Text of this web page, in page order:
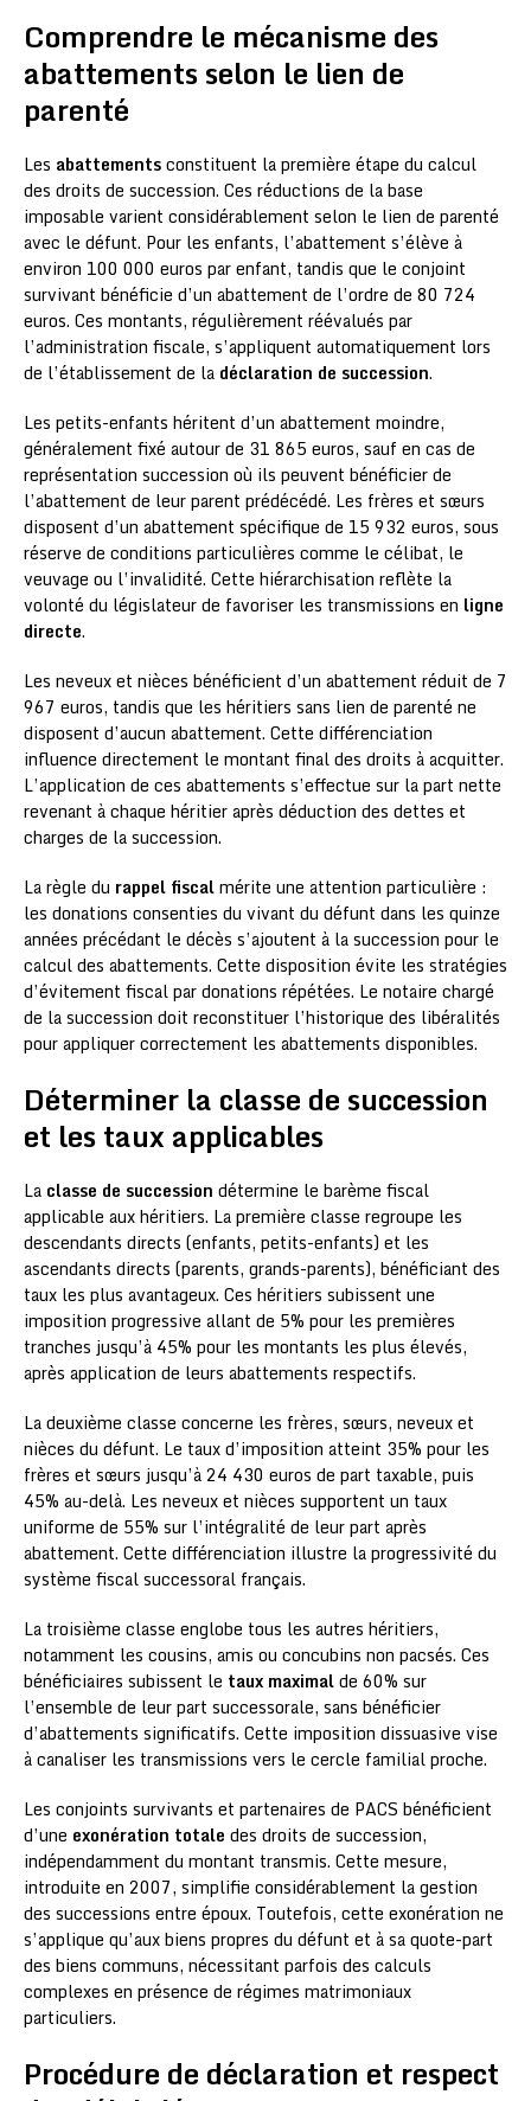
Comprendre le mécanisme des
abattements selon le lien de
parenté
Les abattementsconstituent la première étape du calcul
des droits de succession. Ces réductions de la base
imposable varient considérablement selon le lien de parenté
avec le défunt. Pour les enfants, l’abattement s’élève à
environ 100 000 euros par enfant, tandis que le conjoint
survivant bénéficie d’un abattement de l’ordre de 80 724
euros. Ces montants, régulièrement réévalués par
l’administration fiscale, s’appliquent automatiquement lors
de l’établissement de la déclaration de succession.
Les petits-enfants héritent d’un abattement moindre,
généralement fixé autour de 31 865 euros, sauf en cas de
représentation succession où ils peuvent bénéficier de
l’abattement de leur parent prédécédé. Les frères et sœurs
disposent d’un abattement spécifique de 15 932 euros, sous
réserve de conditions particulières comme le célibat, le
veuvage ou l’invalidité. Cette hiérarchisation reflète la
volonté du législateur de favoriser les transmissions en ligne
directe.
Les neveux et nièces bénéficient d’un abattement réduit de 7
967 euros, tandis que les héritiers sans lien de parenté ne
disposent d’aucun abattement. Cette différenciation
influence directement le montant final des droits à acquitter.
L’application de ces abattements s’effectue sur la part nette
revenant à chaque héritier après déduction des dettes et
charges de la succession.
La règle du rappel fiscalmérite une attention particulière :
les donations consenties du vivant du défunt dans les quinze
années précédant le décès s’ajoutent à la succession pour le
calcul des abattements. Cette disposition évite les stratégies
d’évitement fiscal par donations répétées. Le notaire chargé
de la succession doit reconstituer l’historique des libéralités
pour appliquer correctement les abattements disponibles.
Déterminer la classe de succession
et les taux applicables
La classe de succession détermine le barème fiscal
applicable aux héritiers. La première classe regroupe les
descendants directs (enfants, petits-enfants) et les
ascendants directs (parents, grands-parents), bénéficiant des
taux les plus avantageux. Ces héritiers subissent une
imposition progressive allant de 5% pour les premières
tranches jusqu’à 45% pour les montants les plus élevés,
après application de leurs abattements respectifs.
La deuxième classe concerne les frères, sœurs, neveux et
nièces du défunt. Le taux d’imposition atteint 35% pour les
frères et sœurs jusqu’à 24 430 euros de part taxable, puis
45% au-delà. Les neveux et nièces supportent un taux
uniforme de 55% sur l’intégralité de leur part après
abattement. Cette différenciation illustre la progressivité du
système fiscal successoral français.
La troisième classe englobe tous les autres héritiers,
notamment les cousins, amis ou concubins non pacsés. Ces
bénéficiaires subissent le taux maximalde 60% sur
l’ensemble de leur part successorale, sans bénéficier
d’abattements significatifs. Cette imposition dissuasive vise
à canaliser les transmissions vers le cercle familial proche.
Les conjoints survivants et partenaires de PACS bénéficient
d’une exonération totale des droits de succession,
indépendamment du montant transmis. Cette mesure,
introduite en 2007, simplifie considérablement la gestion
des successions entre époux. Toutefois, cette exonération ne
s’applique qu’aux biens propres du défunt et à sa quote-part
des biens communs, nécessitant parfois des calculs
complexes en présence de régimes matrimoniaux
particuliers.
Procédure de déclaration et respect